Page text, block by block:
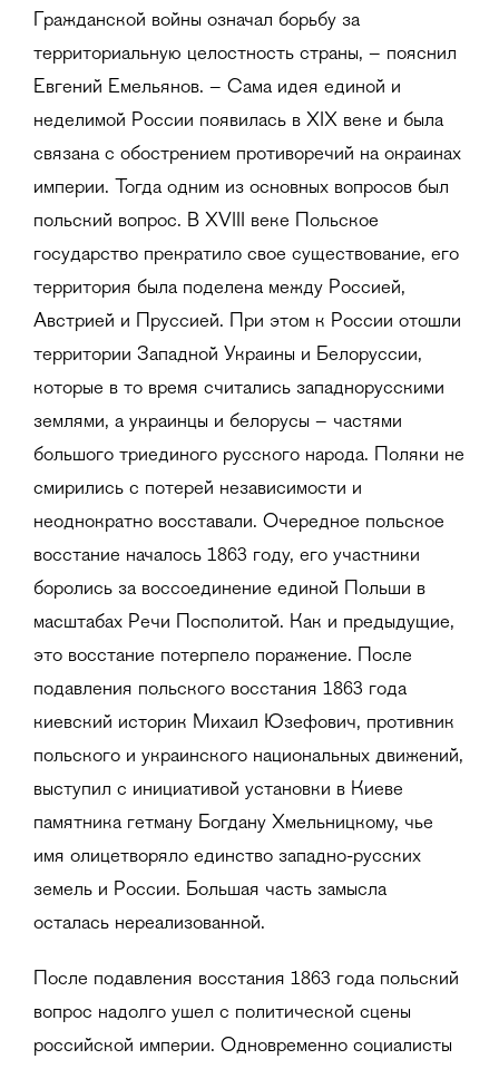
Гражданской войны означал борьбу за
территориальную целостность страны, – пояснил
Евгений Емельянов. – Сама идея единой и
неделимой России появилась в XIX веке и была
связана с обострением противоречий на окраинах
империи. Тогда одним из основных вопросов был
польский вопрос. В XVIII веке Польское
государство прекратило свое существование, его
территория была поделена между Россией,
Австрией и Пруссией. При этом к России отошли
территории Западной Украины и Белоруссии,
которые в то время считались западнорусскими
землями, а украинцы и белорусы – частями
большого триединого русского народа. Поляки не
смирились с потерей независимости и
неоднократно восставали. Очередное польское
восстание началось 1863 году, его участники
боролись за воссоединение единой Польши в
масштабах Речи Посполитой. Как и предыдущие,
это восстание потерпело поражение. После
подавления польского восстания 1863 года
киевский историк Михаил Юзефович, противник
польского и украинского национальных движений,
выступил с инициативой установки в Киеве
памятника гетману Богдану Хмельницкому, чье
имя олицетворяло единство западно-русских
земель и России. Большая часть замысла
осталась нереализованной.
После подавления восстания 1863 года польский
вопрос надолго ушел с политической сцены
российской империи. Одновременно социалисты